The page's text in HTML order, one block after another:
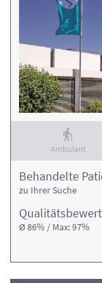
Ambulant
Ø 86% / Max: 97%
Behandelte
zu Ihrer Suche